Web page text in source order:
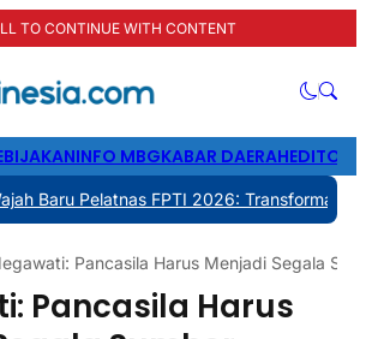
TO CONTINUE WITH CONTENT
INFO MBGKABAR DAERAH
FPTI 2026: Transformasi
Pancasila Harus Menjadi Segala
Pancasila Harus